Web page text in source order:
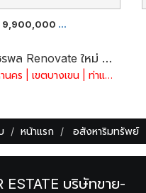
9,900,000 ขาย
ม.สกุลธร วัชรพล Renovate ใหม่ สวยมาก แปลงมุม เนื้อที่ 77.4 ตร.ว. 5 ห้องนอน พร้อมเฟอร์ฯ BUILT-IN ติดโซล่าเซลล์ประหยัดไฟฟ้า คุ้มค่า ใกล้จุดขึ้น-ลงทางด่วนติดถ.วัชรพล + ถ.สุขาภิบาล 5
คร | เขตบางเขน | ท่าแร้ง
หน้าแรก อสังหาริมทรัพย์
ESTATE บริษัทขาย-